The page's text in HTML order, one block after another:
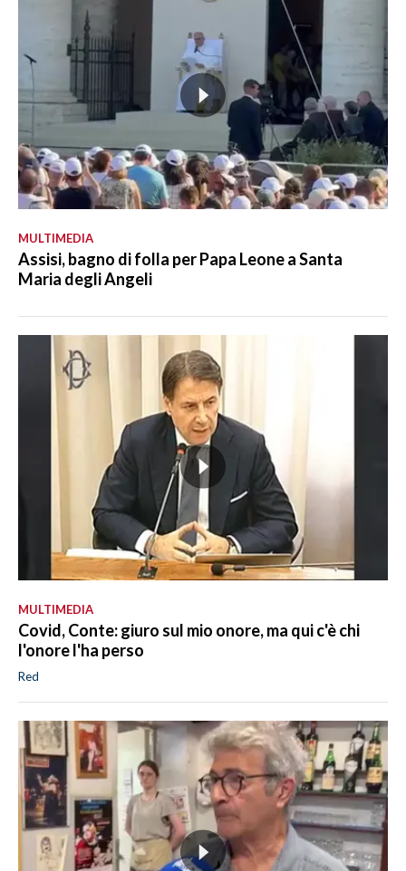
MULTIMEDIA
Assisi, bagno di folla per Papa Leone a Santa
Maria degli Angeli
MULTIMEDIA
Covid, Conte: giuro sul mio onore, ma qui c'è chi
l'onore l'ha perso
Red